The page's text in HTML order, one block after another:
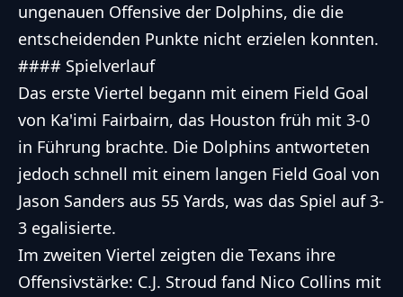
ungenauen Offensive der Dolphins, die die
entscheidenden Punkte nicht erzielen konnten.
#### Spielverlauf
Das erste Viertel begann mit einem Field Goal
von Ka'imi Fairbairn, das Houston früh mit 3-0
in Führung brachte. Die Dolphins antworteten
jedoch schnell mit einem langen Field Goal von
Jason Sanders aus 55 Yards, was das Spiel auf 3-
3 egalisierte.
Im zweiten Viertel zeigten die Texans ihre
Offensivstärke: C.J. Stroud fand Nico Collins mit